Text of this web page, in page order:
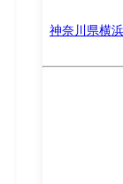
神奈川県横